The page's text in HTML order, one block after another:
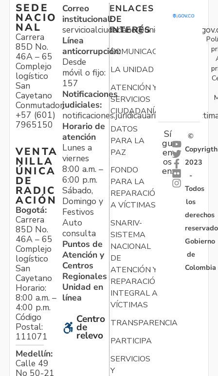
SEDE
NACIO
NAL
Carrera
85D No.
46A – 65
Complejo
logístico
San
Cayetano
Conmutador:
+57 (601)
7965150
VENTA
NILLA
ÚNICA
DE
RADIC
ACIÓN
Bogotá:
Carrera
85D No.
46A – 65
Complejo
logístico
San
Cayetano
Horario:
8:00 a.m. –
4:00 p.m.
Código
Postal:
111071
Medellín:
Calle 49
No 50-21
Correo
institucional:
Línea
anticorrupción:
Desde
móvil o fijo:
157
Notificaciones
judiciales:
Horario de
atención
Lunes a
viernes
8:00 a.m. –
6:00 p.m.
Sábado,
Domingo y
Festivos
Auto
consulta
Puntos de
Atención y
Centros
Regionales
Unidad en
línea
Centro
de
relevo
ENLACES
DE
INTERÉS
COMUNICACIONES
LA UNIDAD
ATENCIÓN Y
SERVICIOS
CIUDADANÍA
DATOS
PARA LA
PAZ
FONDO
PARA LA
REPARACIÓN
A VÍCTIMAS
SNARIV-
SISTEMA
NACIONAL
DE
ATENCIÓN Y
REPARACIÓN
INTEGRAL A
VÍCTIMAS
TRANSPARENCIA
PARTICIPA
SERVICIOS
Y
Sí
gu
en
os
en:
©
Copyrigth
2023
-
Todos
los
derechos
Gobierno
de
Colombia